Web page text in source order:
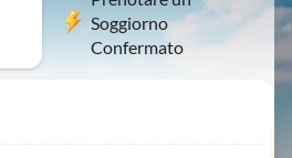
Soggiorno
Confermato